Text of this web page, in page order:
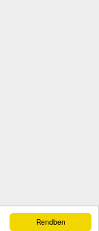
Rendben